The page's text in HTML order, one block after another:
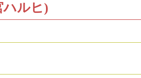
ハルヒ)